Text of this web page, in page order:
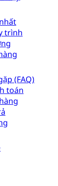
trình
(FAQ)
toán